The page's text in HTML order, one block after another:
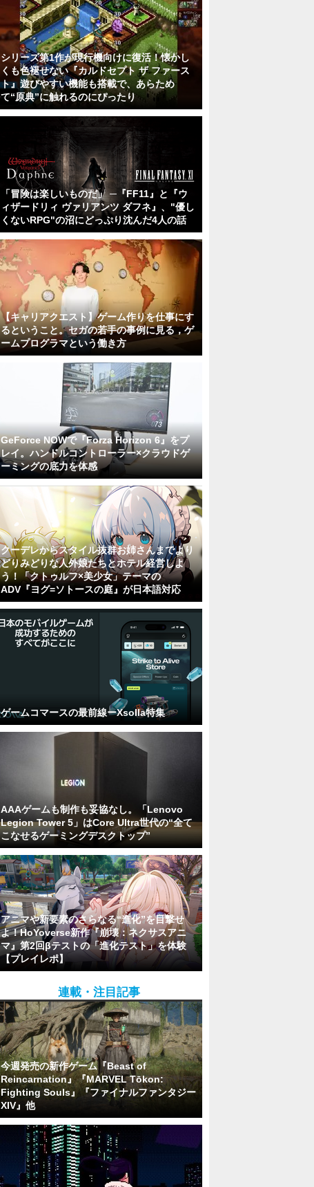
シリーズ第1作が現行機向けに復活！懐かし
くも色褪せない『カルドセプト ザ ファース
ト』遊びやすい機能も搭載で、あらため
て“原典”に触れるのにぴったり
「冒険は楽しいものだ」 ─『FF11』と『ウ
ィザードリィ ヴァリアンツ ダフネ』、"優し
くないRPG"の沼にどっぷり沈んだ4人の話
【キャリアクエスト】ゲーム作りを仕事にす
るということ。セガの若手の事例に見る，ゲ
ームプログラマという働き方
GeForce NOWで『Forza Horizon 6』をプ
レイ。ハンドルコントローラー×クラウドゲ
ーミングの底力を体感
クーデレからスタイル抜群お姉さんまでより
どりみどりな人外娘たちとホテル経営しよ
う！「クトゥルフ×美少女」テーマの
ADV『ヨグ=ソトースの庭』が日本語対応
ゲームコマースの最前線ーXsolla特集
AAAゲームも制作も妥協なし。「Lenovo
Legion Tower 5」はCore Ultra世代の“全て
こなせるゲーミングデスクトップ”
アニマや新要素のさらなる“進化”を目撃せ
よ！HoYoverse新作『崩壊：ネクサスアニ
マ』第2回βテストの「進化テスト」を体験
【プレイレポ】
連載・注目記事
今週発売の新作ゲーム『Beast of
Reincarnation』『MARVEL Tōkon:
Fighting Souls』『ファイナルファンタジー
XIV』他